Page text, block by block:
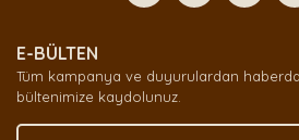
Yorum Yaz
Ürün açıklamasında eksik bilgiler
Ürün bilgilerinde hatalar bulunuyor.
E-BÜLTEN
Tüm kampanya ve duyurulardan
bültenimize kaydolunuz.